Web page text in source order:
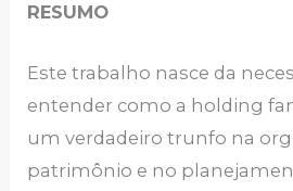
RESUMO
Este trabalho nasce da
entender como a holding
um verdadeiro trunfo na
patrimônio e no